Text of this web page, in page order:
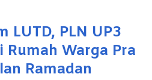
LUTD, PLN UP3
Rumah Warga Pra
Ramadan